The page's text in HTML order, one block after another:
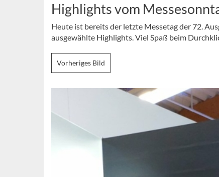
Highlights vom
Heute ist bereits der letzte Messetag der 72.
ausgewählte Highlights. Viel Spaß beim
Vorheriges Bild